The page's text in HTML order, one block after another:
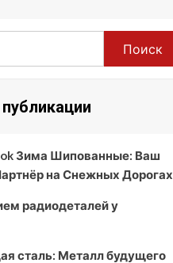
Поиск
Зима Шипованные: Ваш
на Снежных Дорогах
радиодеталей у
сталь: Металл будущего